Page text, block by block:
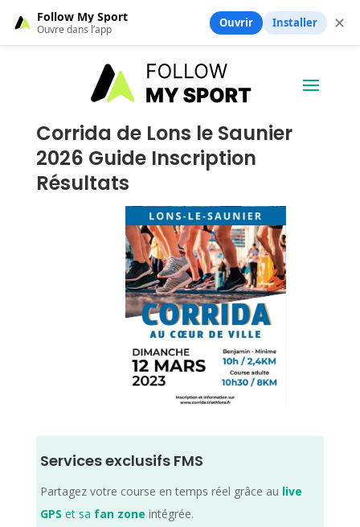
Corrida de Lons le Saunier
2026 Guide Inscription
Résultats
Services exclusifs FMS
Partagez votre course en temps réel grâce au live
GPS et sa fan zone intégrée.
Follow My Sport
Ouvre dans l’app Ouvrir Installer ✕